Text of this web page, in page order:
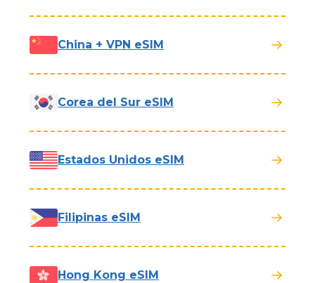
China + VPN eSIM
Corea del Sur eSIM
Estados Unidos eSIM
Filipinas eSIM
Hong Kong eSIM